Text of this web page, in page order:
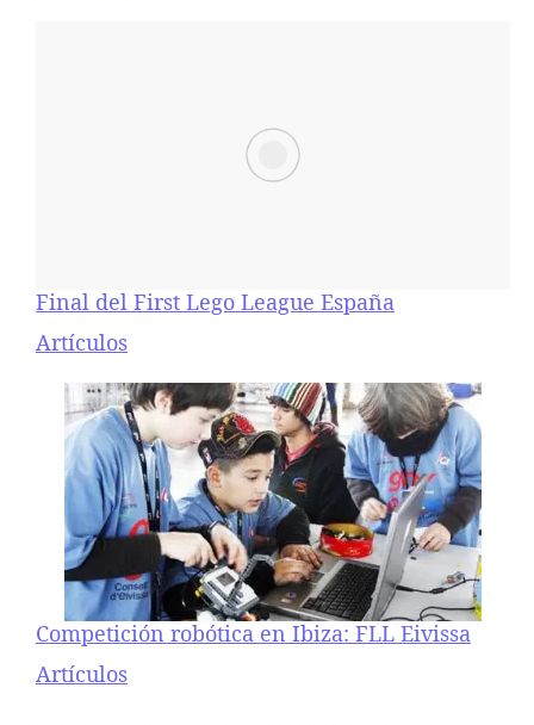
Final del First Lego League España
Respecto a
Artículos
Competición robótica en Ibiza: FLL Eivissa
Respecto a
Artículos